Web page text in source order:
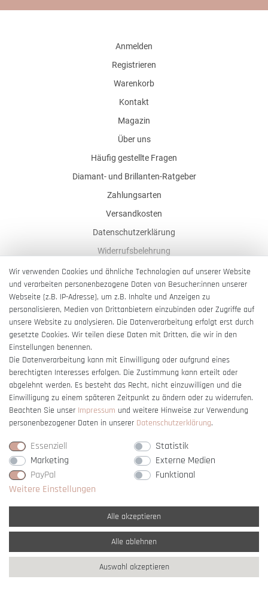
Anmelden
Registrieren
Warenkorb
Kontakt
Magazin
Über uns
Häufig gestellte Fragen
Diamant- und Brillanten-Ratgeber
Zahlungsarten
Versandkosten
Datenschutzerklärung
Widerrufsbelehrung
AGB
Impressum
Barrierefreiheitserklärung
Vertrag widerrufen
* Alle Preise verstehen sich inkl. gesetzl. MwSt. undzzgl. Versandkosten
** Nur innerhalb Deutschlands© copyright 2007-2026 Schmuck Krone / Alle
Rechte vorbehalten / powered bycreateyourtemplate
Wir verwenden Cookies und ähnliche Technologien auf unserer Website
und verarbeiten personenbezogene Daten von Besucher:innen unserer
Webseite (z.B. IP-Adresse), um z.B. Inhalte und Anzeigen zu
personalisieren, Medien von Drittanbietern einzubinden oder Zugriffe auf
unsere Website zu analysieren. Die Datenverarbeitung erfolgt erst durch
gesetzte Cookies. Wir teilen diese Daten mit Dritten, die wir in den
Einstellungen benennen.
Die Datenverarbeitung kann mit Einwilligung oder aufgrund eines
berechtigten Interesses erfolgen. Die Zustimmung kann erteilt oder
abgelehnt werden. Es besteht das Recht, nicht einzuwilligen und die
Einwilligung zu einem späteren Zeitpunkt zu ändern oder zu widerrufen.
Beachten Sie unser Impressum und weitere Hinweise zur Verwendung
personenbezogener Daten in unserer Daten­schutz­erklärung.
Essenziell
Statistik
Marketing
Externe Medien
PayPal
Funktional
Weitere Einstellungen
Alle akzeptieren
Alle ablehnen
Auswahl akzeptieren